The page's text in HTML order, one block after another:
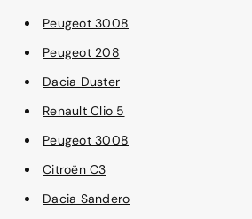
Peugeot 3008
Peugeot 208
Dacia Duster
Renault Clio 5
Peugeot 3008
Citroën C3
Dacia Sandero